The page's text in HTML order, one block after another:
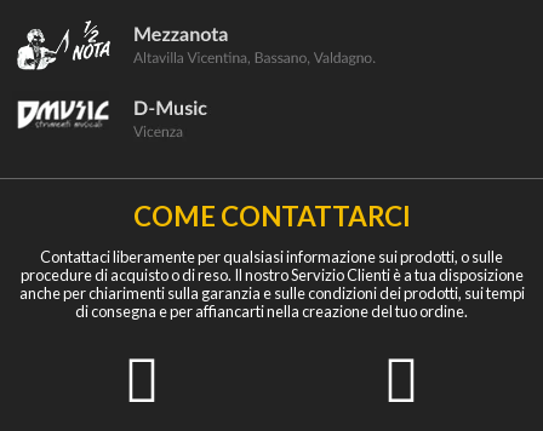
COME CONTATTARCI
Contattaci liberamente per qualsiasi informazione sui prodotti, o sulle
procedure di acquisto o di reso. Il nostro Servizio Clienti è a tua disposizione
anche per chiarimenti sulla garanzia e sulle condizioni dei prodotti, sui tempi
di consegna e per affiancarti nella creazione del tuo ordine.